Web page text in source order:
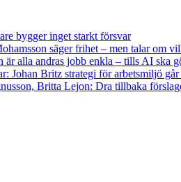
bygger inget starkt försvar
säger frihet – men talar om
är alla andras jobb enkla – tills AI ska
Johan Britz strategi för arbetsmiljö
Britta Lejon: Dra tillbaka